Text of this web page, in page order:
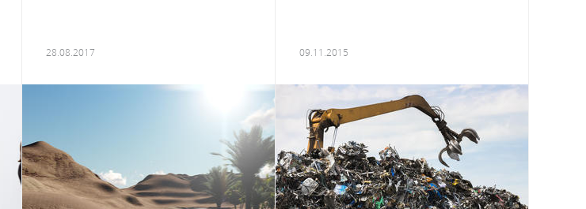
28.08.2017 09.11.2015